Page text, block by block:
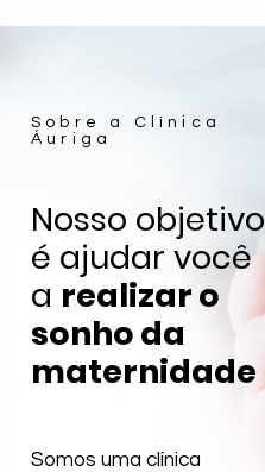
Sobre a Clínica
Áuriga
Nosso objetivo
é ajudar você
a realizar o
sonho da
maternidade
Somos uma clínica